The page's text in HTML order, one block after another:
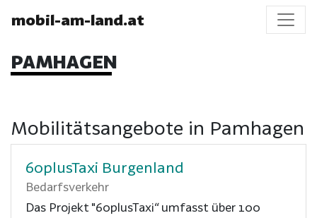
mobil-am-land.at
PAMHAGEN
Mobilitätsangebote in Pamhagen
60plusTaxi Burgenland
Bedarfsverkehr
Das Projekt "60plusTaxi“ umfasst über 100